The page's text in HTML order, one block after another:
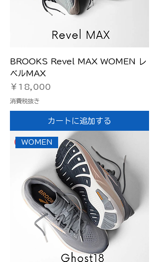
BROOKS Revel MAX WOMEN レ
ベルMAX
価格
￥18,000
消費税抜き
カートに追加する
WOMEN